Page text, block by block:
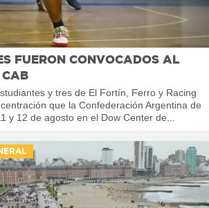
FUERON CONVOCADOS AL
CAB
y tres de El Fortín, Ferro y Racing
que la Confederación Argentina de
y 12 de agosto en el Dow Center de...